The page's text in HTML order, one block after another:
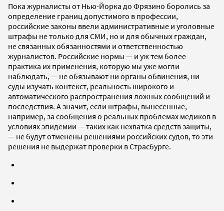
Пока журналисты от Нью-Йорка до Фрязино боролись за
определение границ допустимого в профессии,
российские законы ввели административные и уголовные
штрафы не только для СМИ, но и для обычных граждан,
не связанных обязанностями и ответственностью
журналистов. Российские нормы — и уж тем более
практика их применения, которую мы уже могли
наблюдать, — не обязывают ни органы обвинения, ни
суды изучать контекст, реальность широкого и
автоматического распространения ложных сообщений и
последствия. А значит, если штрафы, вынесенные,
например, за сообщения о реальных проблемах медиков в
условиях эпидемии — таких как нехватка средств защиты,
— не будут отменены решениями российских судов, то эти
решения не выдержат проверки в Страсбурге.